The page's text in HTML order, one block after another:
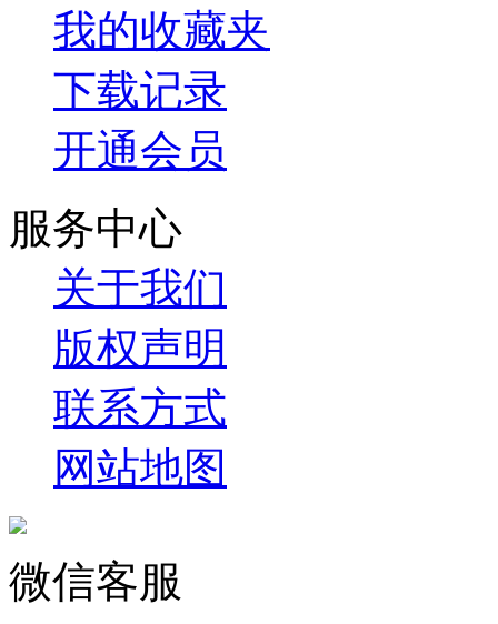
我的收藏夹
下载记录
开通会员
服务中心
关于我们
版权声明
联系方式
网站地图
微信客服